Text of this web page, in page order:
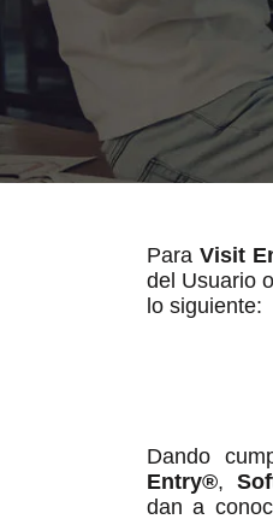
Para Visit
del Usuario
lo siguiente:
Dando
Entry®,
dan a